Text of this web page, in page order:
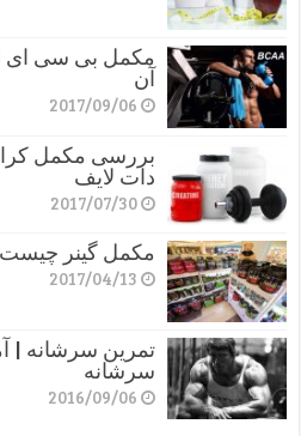
مکمل بی سی ای
آن
2017/09/06
بررسی مکمل
دات لایف
2017/07/30
مکمل گینر
2017/04/13
تمرین سرشانه |
سرشانه
2016/09/06